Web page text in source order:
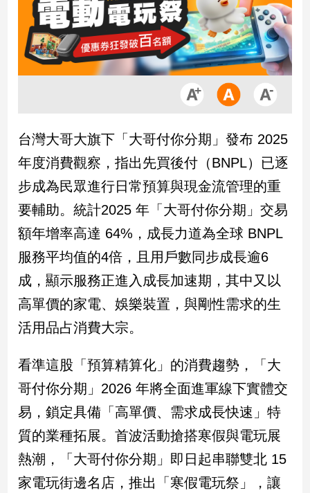
地
產
點
政
治
政
治
焦
點
品
觀
點
民
調
會
焦
點
觀
點
兩
台灣大哥大旗下「大哥付你分期」發布 2025
年度消費觀察，指出先買後付（BNPL）已逐
步成為民眾進行日常預算與現金流管理的重
要輔助。統計2025 年「大哥付你分期」交易
額年增率高達 64%，成長力道為全球 BNPL
服務平均值的4倍，且用戶數同步成長逾6
成，顯示服務正進入成長加速期，其中又以
高單價的家電、娛樂裝置，與剛性需求的生
活用品占消費大宗。
看準這股「預算精算化」的消費趨勢，「大
哥付你分期」2026 年將全面進軍線下實體交
易，鎖定具備「高單價、需求成長快速」特
質的業種拓展。首波活動搶搭寒假與電玩展
熱潮，「大哥付你分期」即日起串聯雙北 15
家電玩街邊名店，推出「寒假電玩祭」，讓